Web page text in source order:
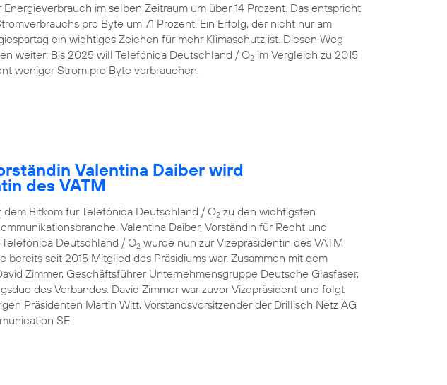
im selben Zeitraum um über 14 Prozent. Das entspricht
pro Byte um 71 Prozent. Ein Erfolg, der nicht nur am
ein wichtiges Zeichen für mehr Klimaschutz ist. Diesen Weg
weiter: Bis 2025 will Telefónica Deutschland / O2 im Vergleich zu 2015
weniger Strom pro Byte verbrauchen.
Valentina Daiber wird
des VATM
dem Bitkom für Telefónica Deutschland / O2 zu den wichtigsten
Valentina Daiber, Vorständin für Recht und
Deutschland / O2 wurde nun zur Vizepräsidentin des VATM
bereits seit 2015 Mitglied des Präsidiums war. Zusammen mit dem
Zimmer, Geschäftsführer Unternehmensgruppe Deutsche Glasfaser,
des Verbandes. David Zimmer war zuvor Vizepräsident und folgt
Präsidenten Martin Witt, Vorstandsvorsitzender der Drillisch Netz AG
SE.